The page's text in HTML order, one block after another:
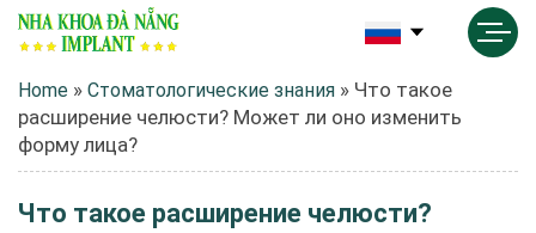
Home » Стоматологические знания » Что такое
расширение челюсти? Может ли оно изменить
форму лица?
Что такое расширение челюсти?